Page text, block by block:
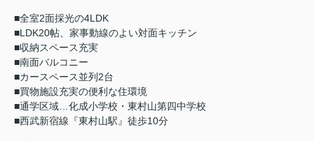
■全室2面採光の4LDK
■LDK20帖、家事動線のよい対面キッチン
■収納スペース充実
■南面バルコニー
■カースペース並列2台
■買物施設充実の便利な住環境
■通学区域…化成小学校・東村山第四中学校
■西武新宿線『東村山駅』徒歩10分